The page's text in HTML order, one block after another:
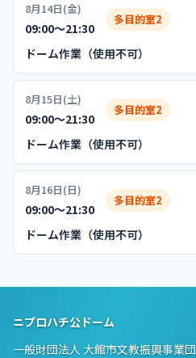
8月14日(金)
09:00〜21:30
多目的室2
ドーム作業（使用不可）
8月15日(土)
09:00〜21:30
多目的室2
ドーム作業（使用不可）
8月16日(日)
09:00〜21:30
多目的室2
ドーム作業（使用不可）
ニプロハチ公ドーム
一般財団法人 大館市文教振興事業団